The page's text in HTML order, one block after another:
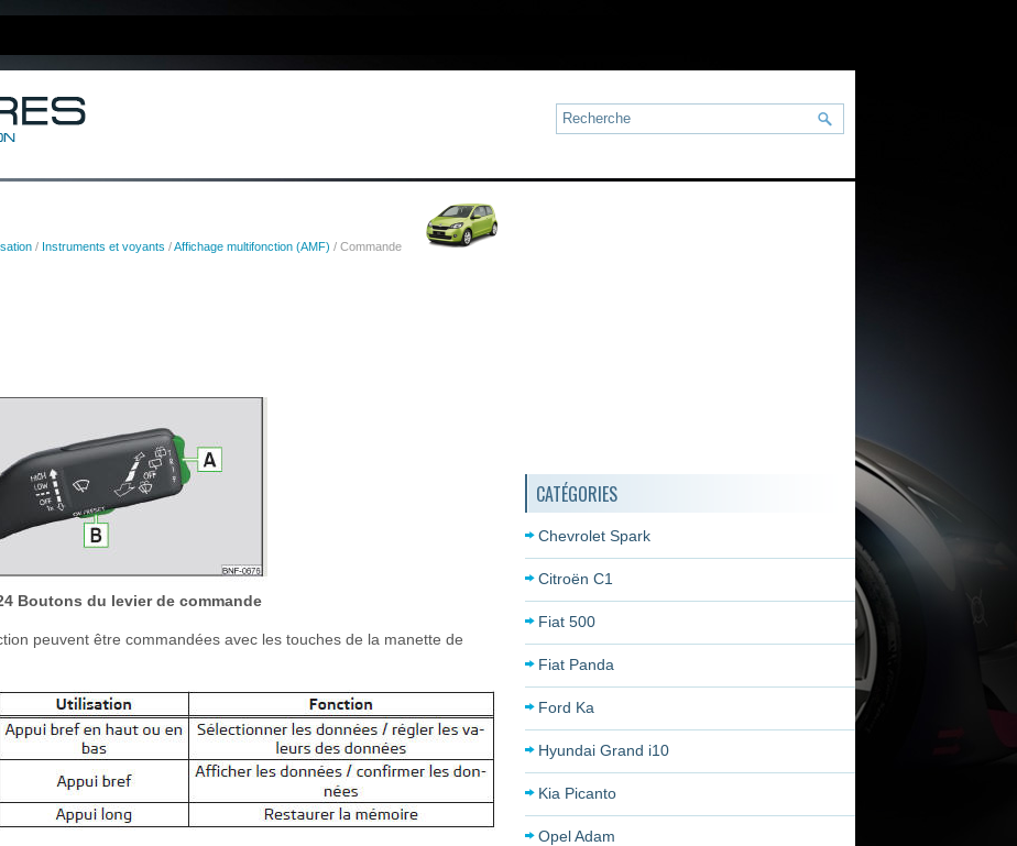
/ Instruments et voyants /Affichage multifonction (AMF) / Commande
Boutons du levier de commande
peuvent être commandées avec les touches de la manette de
CATÉGORIES
Chevrolet Spark
Citroën C1
Fiat 500
Fiat Panda
Ford Ka
Hyundai Grand i10
Kia Picanto
Opel Adam